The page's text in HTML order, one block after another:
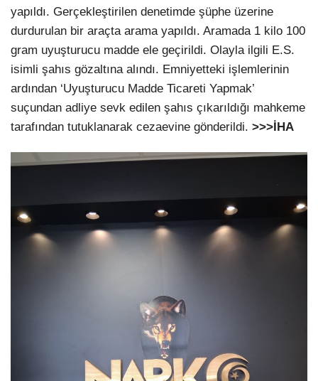
yapıldı. Gerçekleştirilen denetimde şüphe üzerine
durdurulan bir araçta arama yapıldı. Aramada 1 kilo 100
gram uyuşturucu madde ele geçirildi. Olayla ilgili E.S.
isimli şahıs gözaltına alındı. Emniyetteki işlemlerinin
ardından ‘Uyuşturucu Madde Ticareti Yapmak’
suçundan adliye sevk edilen şahıs çıkarıldığı mahkeme
tarafından tutuklanarak cezaevine gönderildi. >>>İHA